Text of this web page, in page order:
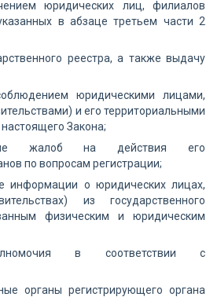
юридических лиц, филиалов
в абзаце третьем части 2
реестра, а также выдачу
юридическими лицами,
и его территориальными
Закона;
жалоб на действия его
по вопросам регистрации;
информации о юридических лицах,
из государственного
физическим и юридическим
в соответствии с
органы регистрирующего органа